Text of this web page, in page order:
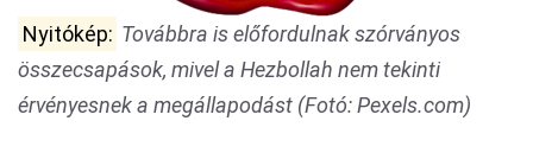
Nyitókép: Továbbra is előfordulnak szórványos
összecsapások, mivel a Hezbollah nem tekinti
érvényesnek a megállapodást (Fotó: Pexels.com)